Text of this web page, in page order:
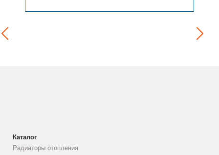
Каталог
Радиаторы отопления